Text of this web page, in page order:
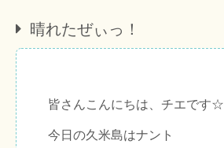
晴れたぜぃっ！
皆さんこんにちは、チエです☆
今日の久米島はナント